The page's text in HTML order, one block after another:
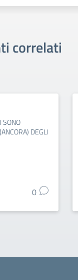
correlati
SONO
DEGLI
0